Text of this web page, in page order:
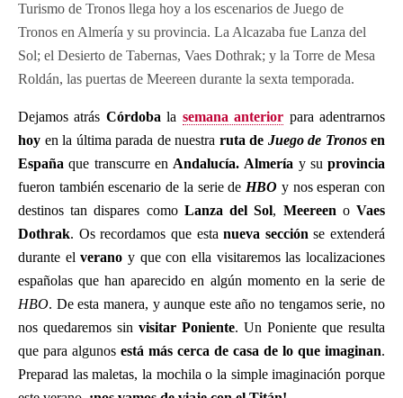
Turismo de Tronos llega hoy a los escenarios de Juego de
Tronos en Almería y su provincia. La Alcazaba fue Lanza del
Sol; el Desierto de Tabernas, Vaes Dothrak; y la Torre de Mesa
Roldán, las puertas de Meereen durante la sexta temporada.
Dejamos atrás Córdoba la semana anterior para adentrarnos
hoy en la última parada de nuestra ruta de Juego de Tronosen
España que transcurre en Andalucía. Almería y su provincia
fueron también escenario de la serie de HBO y nos esperan con
destinos tan dispares como Lanza del Sol, Meereen oVaes
Dothrak. Os recordamos que estanueva sección se extenderá
durante el verano y que con ella visitaremos las localizaciones
españolas que han aparecido en algún momento en la serie de
HBO. De esta manera, y aunque este año no tengamos serie, no
nos quedaremos sin visitar Poniente. Un Poniente que resulta
que para algunos está más cerca de casa de lo que imaginan.
Preparad las maletas, la mochila o la simple imaginación porque